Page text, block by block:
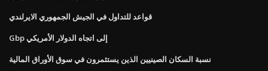
قواعد للتداول في الجيش الجمهوري الايرلندي
Gbp إلى اتجاه الدولار الأمريكي
نسبة السكان الصينيين الذين يستثمرون في سوق الأوراق المالية